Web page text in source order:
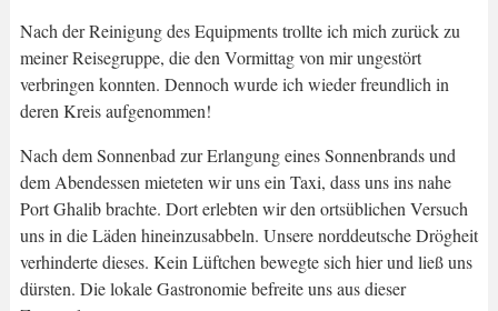
Nach der Reinigung des Equipments trollte ich mich zurück zu
meiner Reisegruppe, die den Vormittag von mir ungestört
verbringen konnten. Dennoch wurde ich wieder freundlich in
deren Kreis aufgenommen!
Nach dem Sonnenbad zur Erlangung eines Sonnenbrands und
dem Abendessen mieteten wir uns ein Taxi, dass uns ins nahe
Port Ghalib brachte. Dort erlebten wir den ortsüblichen Versuch
uns in die Läden hineinzusabbeln. Unsere norddeutsche Drögheit
verhinderte dieses. Kein Lüftchen bewegte sich hier und ließ uns
dürsten. Die lokale Gastronomie befreite uns aus dieser